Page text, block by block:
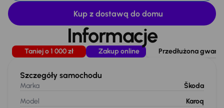
Kup z dostawą do domu
Informacje
Taniej o 1 000 zł Zakup online Przedłużona
Szczegóły samochodu
Marka
Škoda
Model
Karoq